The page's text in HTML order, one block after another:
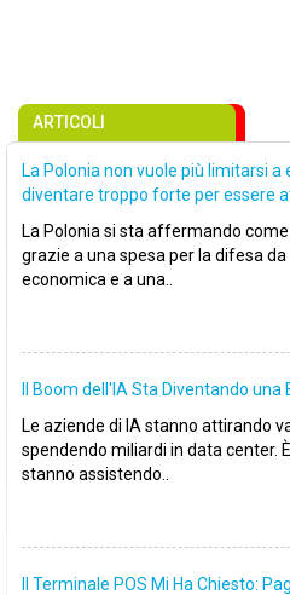
ARTICOLI
La Polonia non vuole più limitarsi
diventare troppo forte per essere
La Polonia si sta affermando
grazie a una spesa per la difesa
economica e a una..
Il Boom dell'IA Sta Diventando una
Le aziende di IA stanno attirando
spendendo miliardi in data center.
stanno assistendo..
Il Terminale POS Mi Ha Chiesto: